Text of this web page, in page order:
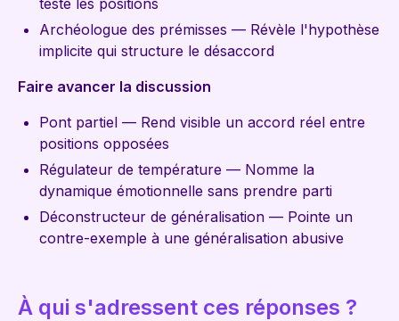
teste les positions
Archéologue des prémisses — Révèle l'hypothèse
implicite qui structure le désaccord
Faire avancer la discussion
Pont partiel — Rend visible un accord réel entre
positions opposées
Régulateur de température — Nomme la
dynamique émotionnelle sans prendre parti
Déconstructeur de généralisation — Pointe un
contre-exemple à une généralisation abusive
À qui s'adressent ces réponses ?